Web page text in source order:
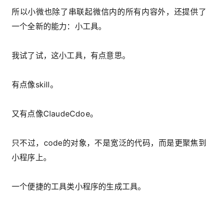
所以小微也除了串联起微信内的所有内容外，还提供了
一个全新的能力：小工具。
我试了试，这小工具，有点意思。
有点像skill。
又有点像ClaudeCdoe。
只不过，code的对象，不是宽泛的代码，而是更聚焦到
小程序上。
一个便捷的工具类小程序的生成工具。